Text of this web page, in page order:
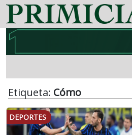
Etiqueta: Cómo
DEPORTES